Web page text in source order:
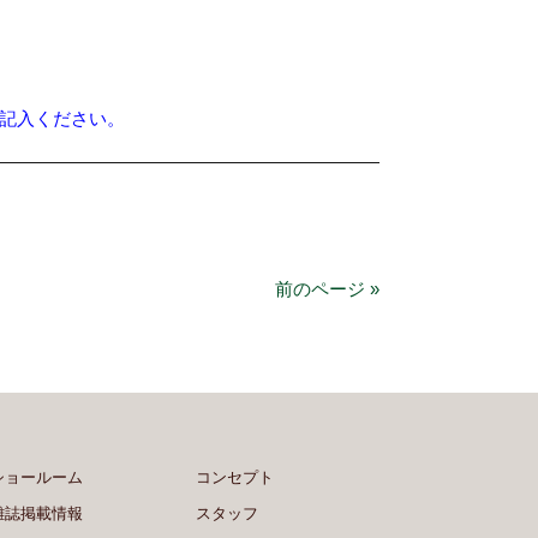
入ください。
前のページ »
ョールーム
誌掲載情報
コンセプト
スタッフ